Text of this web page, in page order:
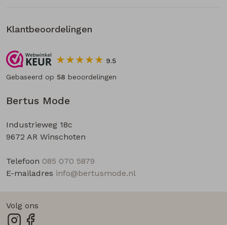
Bertus Mode
Industrieweg 18c
9672 AR Winschoten
Telefoon 085 070 5879
E-mailadres info@bertusmode.nl
Klantbeoordelingen
9.5
Gebaseerd op 58 beoordelingen
Volg ons